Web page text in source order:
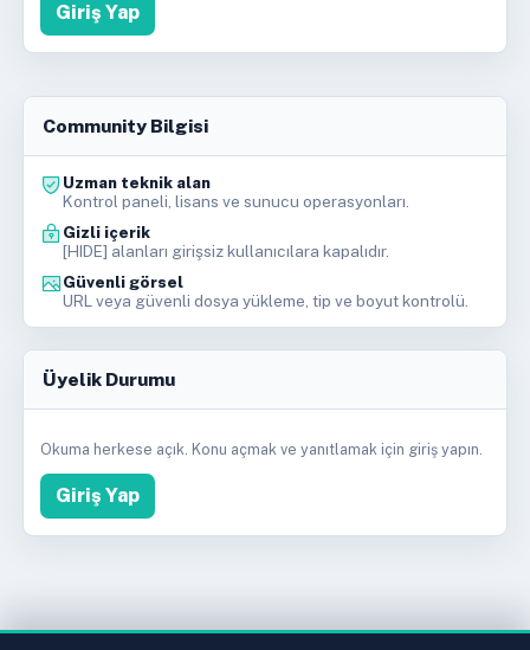
Giriş Yap
Community Bilgisi
Uzman teknik alan
Kontrol paneli, lisans ve sunucu operasyonları.
Gizli içerik
[HIDE] alanları girişsiz kullanıcılara kapalıdır.
Güvenli görsel
URL veya güvenli dosya yükleme, tip ve boyut kontrolü.
Üyelik Durumu
Okuma herkese açık. Konu açmak ve yanıtlamak için giriş yapın.
Giriş Yap